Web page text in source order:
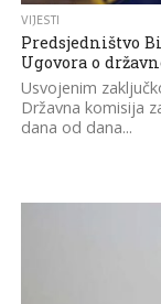
VIJESTI
Predsjedništvo
Ugovora o
Usvojenim
Državna komisija
dana od dana...